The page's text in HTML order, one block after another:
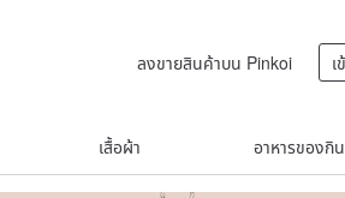
ลงขายสินค้าบน Pinkoi
เสื้อผ้า อาหารของกิน